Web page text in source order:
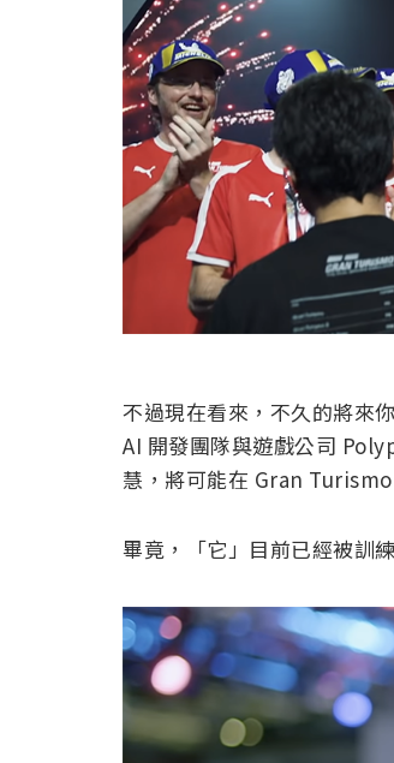
不過現在看來，不久的將來
AI 開發團隊與遊戲公司
慧，將可能在 Gran
畢竟，「它」目前已經被訓